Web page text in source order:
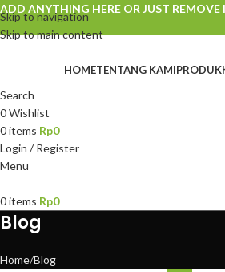
Skip to navigation
Skip to main content
ADD ANYTHING HERE OR JUST REMOVE
HOMETENTANG KAMIPRODUK
Search
0Wishlist
0items Rp0
Login / Register
Menu
0items Rp0
Blog
Home Blog